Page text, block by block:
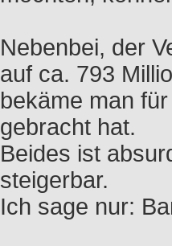
Nebenbei, der
auf ca. 793
bekäme man
gebracht hat.
Beides ist
steigerbar.
Ich sage nur: